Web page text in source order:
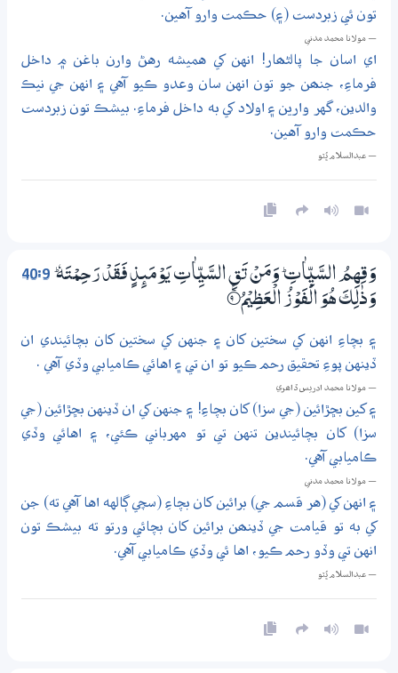
تون ئي زبردست (۽) حڪمت وارو آهين.
— مولانا محمد مدني
اي اسان جا پالڻھار! انهن کي هميشه رهڻ وارن باغن ۾ داخل
فرماءِ، جنھن جو تون انهن سان وعدو ڪيو آهي ۽ انهن جي نيڪ
والدين، گهر وارين ۽ اولاد کي به داخل فرماءِ. بيشڪ تون زبردست
حڪمت وارو آهين.
— عبدالسلام ڀُٽو
40:9 وَقِهِمُ السَّيِّاٰتِ ۭ وَمَنْ تَقِ السَّيِّاٰتِ يَوْمَىِٕذٍ فَقَدْ رَحِـمْتَهٗ ۭ
وَذٰلِكَ هُوَ الْفَوْزُ الْعَظِيْمُ 9‏۝ۧ
۽ بچاءِ انهن کي سختين کان ۽ جنهن کي سختين کان بچائيندي ان
ڏينهن پوءِ تحقيق رحم ڪيو تو ان تي ۽ اهائي ڪاميابي وڏي آهي .
— مولانا محمد ادريس ڏاھري
۽ کين بڇڙائين (جي سزا) کان بچاءِ! ۽ جنهن کي ان ڏينهن بڇڙائين (جي
سزا) کان بچائيندين تنهن تي تو مهرباني ڪئي، ۽ اهائي وڏي
ڪاميابي آهي.
— مولانا محمد مدني
۽ انهن کي (هر قسم جي) برائين کان بچاءِ (سچي ڳالهه اها آهي ته) جن
کي به تو قيامت جي ڏينھن برائين کان بچائي ورتو ته بيشڪ تون
انهن تي وڏو رحم ڪيو، اها ئي وڏي ڪاميابي آهي.
— عبدالسلام ڀُٽو